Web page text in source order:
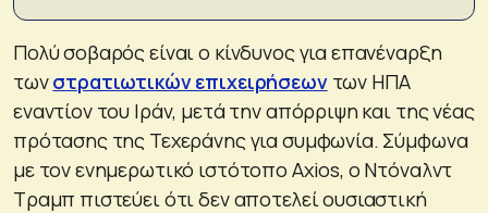
Πολύ σοβαρός είναι ο κίνδυνος για επανέναρξη
τωνστρατιωτικών επιχειρήσεωντων ΗΠΑ
εναντίον του Ιράν, μετά την απόρριψη και της νέας
πρότασης της Τεχεράνης για συμφωνία. Σύμφωνα
με τον ενημερωτικό ιστότοπο Axios, ο Ντόναλντ
Τραμπ πιστεύει ότι δεν αποτελεί ουσιαστική